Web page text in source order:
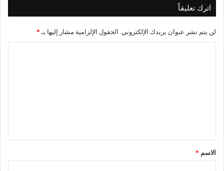
اترك تعليقاً
لن يتم نشر عنوان بريدك الإلكتروني. الحقول الإلزامية مشار إليها بـ *
ق
*
الاسم *